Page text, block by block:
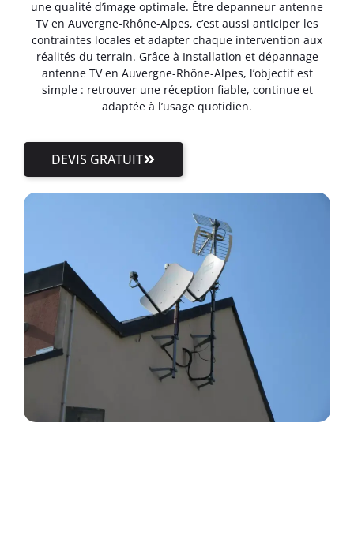
une qualité d’image optimale. Être depanneur antenne
TV en Auvergne-Rhône-Alpes, c’est aussi anticiper les
contraintes locales et adapter chaque intervention aux
réalités du terrain. Grâce à Installation et dépannage
antenne TV en Auvergne-Rhône-Alpes, l’objectif est
simple : retrouver une réception fiable, continue et
adaptée à l’usage quotidien.
DEVIS GRATUIT